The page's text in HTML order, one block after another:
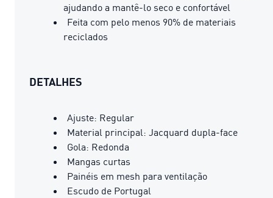
ajudando a mantê-lo seco e confortável
Feita com pelo menos 90% de materiais
reciclados
DETALHES
Ajuste: Regular
Material principal: Jacquard dupla-face
Gola: Redonda
Mangas curtas
Painéis em mesh para ventilação
Escudo de Portugal